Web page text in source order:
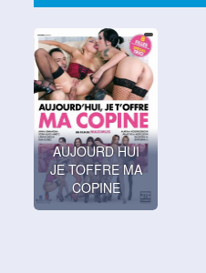
AUJOURD HUI
JE TOFFRE MA
COPINE